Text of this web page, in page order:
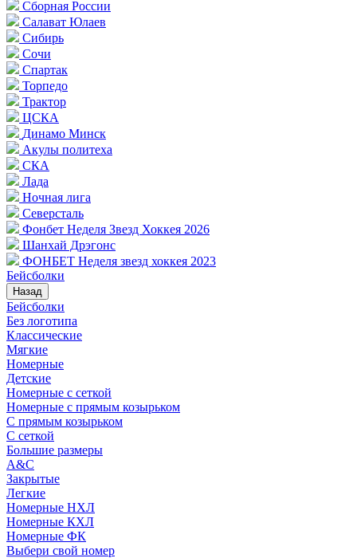
Сборная России
Салават Юлаев
Сибирь
Сочи
Спартак
Торпедо
Трактор
ЦСКА
Динамо Минск
Акулы политеха
СКА
Лада
Ночная лига
Северсталь
Фонбет Неделя Звезд Хоккея 2026
Шанхай Дрэгонс
ФОНБЕТ Неделя звезд хоккея 2023
Бейсболки
Назад
Бейсболки
Без логотипа
Классические
Мягкие
Номерные
Детские
Номерные с сеткой
Номерные с прямым козырьком
С прямым козырьком
С сеткой
Большие размеры
A&C
Закрытые
Легкие
Номерные НХЛ
Номерные КХЛ
Номерные ФК
Выбери свой номер